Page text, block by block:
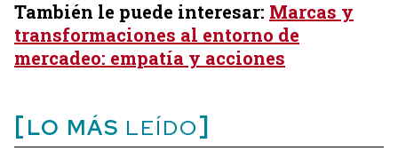
También le puede interesar: Marcas y
transformaciones al entorno de
mercadeo: empatía y acciones
LO MÁS LEÍDO